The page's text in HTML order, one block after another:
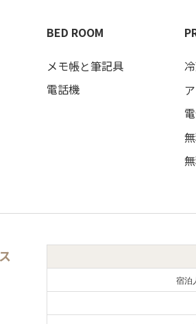
BED ROOM
メモ帳と筆記具
電話機
宿泊